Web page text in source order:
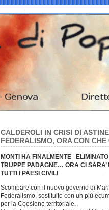
CALDEROLI IN CRISI DI
FEDERALISMO, ORA CON
MONTI HA FINALMENTE
TRUPPE PADAGNE… ORA CI SARA’
TUTTI I PAESI CIVILI
Scompare con il nuovo governo di
Federalismo, sostituito con un più
per la Coesione territoriale.